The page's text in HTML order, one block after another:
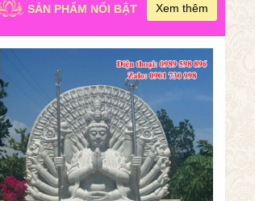
SẢN PHẨM NỔI BẬT Xem thêm